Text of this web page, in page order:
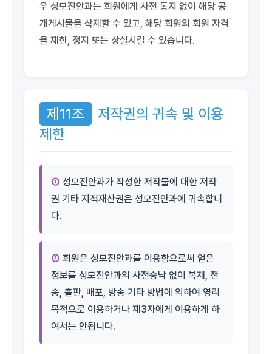
우 성모진안과는 회원에게 사전 통지 없이 해당 공
개게시물을 삭제할 수 있고, 해당 회원의 회원 자격
을 제한, 정지 또는 상실시킬 수 있습니다.
제11조
저작권의 귀속 및 이용
제한
① 성모진안과가 작성한 저작물에 대한 저작
권 기타 지적재산권은 성모진안과에 귀속합니
다.
② 회원은 성모진안과를 이용함으로써 얻은
정보를 성모진안과의 사전승낙 없이 복제, 전
송, 출판, 배포, 방송 기타 방법에 의하여 영리
목적으로 이용하거나 제3자에게 이용하게 하
여서는 안됩니다.